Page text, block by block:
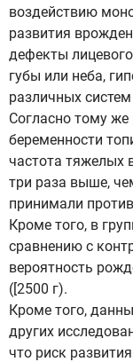
воздействию
развития
дефекты
губы или неба,
различных
Согласно тому же
беременности
частота тяжелых
три раза выше,
принимали
Кроме того, в
сравнению с
вероятность
([2500 г).
Кроме того,
других
что риск